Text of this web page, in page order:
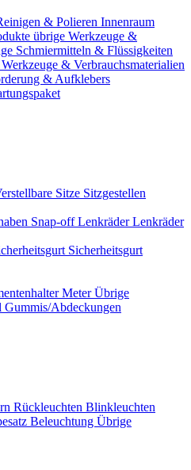
& Polieren Innenraum
übrige Werkzeuge &
Schmiermitteln & Flüssigkeiten
& Verbrauchsmaterialien
& Aufklebers
Sitze Sitzgestellen
Snap-offLenkräderLenkräder
Sicherheitsgurt
Meter Übrige
Gummis/Abdeckungen
Rückleuchten Blinkleuchten
Beleuchtung Übrige